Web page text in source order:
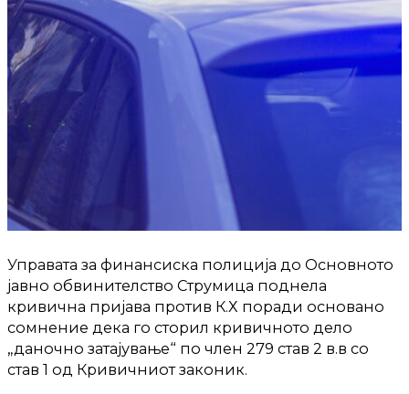
Управата за финансиска полиција до Основното
јавно обвинителство Струмица поднела
кривична пријава против К.Х поради основано
сомнение дека го сторил кривичното дело
„даночно затајување“ по член 279 став 2 в.в со
став 1 од Кривичниот законик.